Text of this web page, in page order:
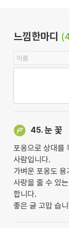
느낌한마디
45.눈 꽃
포옹으로 상대를
사람입니다.
가벼운 포옹도
사랑을 줄 수 있
합니다.
좋은 글 고맙 습